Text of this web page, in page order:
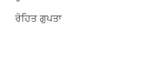
ਰੋਹਿਤ ਗੁਪਤਾ